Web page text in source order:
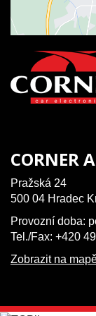
CORNER
Pražská 24
500 04 Hradec
Provozní doba:
Tel./Fax: +420
Zobrazit na